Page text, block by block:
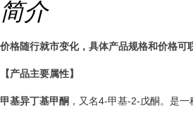
简介
价格随行就市变化，具体产品规格和价格可
【产品主要属性】
甲基异丁基甲酮 ，又名4-甲基-2-戊酮。是一